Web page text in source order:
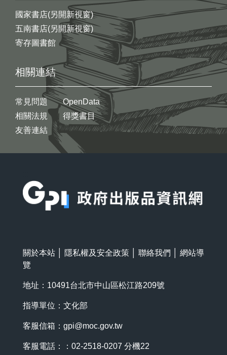
國家書店(另開新視窗)
五南書店(另開新視窗)
寄存圖書館
相關連結
常見問題
相關法規
友善連結
OpenData
得獎書目
關於本站 隱私權及安全政策 聯絡我們
網站導
覽
地址：10491台北市中山區松江路209號
指導單位：文化部
客服信箱： gpi@moc.gov.tw
客服電話：：02-2518-0207 分機22